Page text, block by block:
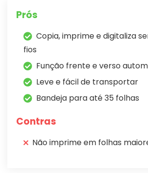
Prós
Copia, imprime e digitaliza
fios
Função frente e verso
Leve e fácil de transportar
Bandeja para até 35 folhas
Contras
Não imprime em folhas